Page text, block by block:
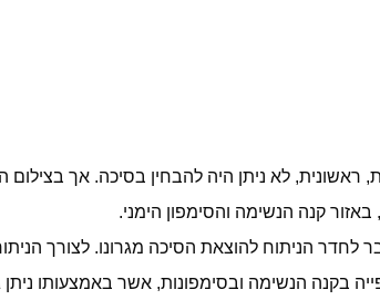
ראשונית, לא ניתן היה להבחין בסיכה. אך בצילום
קנה הנשימה והסימפון הימני.
לחדר הניתוח להוצאת הסיכה מגרונו. לצורך
בקנה הנשימה ובסימפונות, אשר באמצעותו ניתן